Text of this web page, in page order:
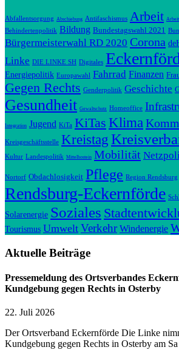
Abfallentsorgung Abschiebung Antifaschismus Arbeit
Behindertenpolitik Bildung Bundestagswahl 2021
Bürgermeisterwahl RD 2020 Corona
Linke DIE LINKE SH Digitales
Energiepolitik Europawahl Fahrrad Finanzen
Gegen Rechts Genderpolitik Geschichte
Gesundheit Gewaltschutz Homeoffice
Integration Jugend KiTa KiTas Klima
Kreisgeschäftsstelle Kreistag
Kultur Landespolitik Mittelhostein Mobilität
Nortorf Obdachlosigkeit Pflege Region Rendsburg
Rendsburg-Eckernförde
Solarenergie Soziales
Tourismus Umwelt Verkehr Windenergie
Aktuelle Beiträge
Pressemeldung des Ortsverbandes
Kundgebung gegen Rechts in Osterby
22. Juli 2026
Der Ortsverband Eckernförde Die Linke
Kundgebung gegen Rechts in Osterby am